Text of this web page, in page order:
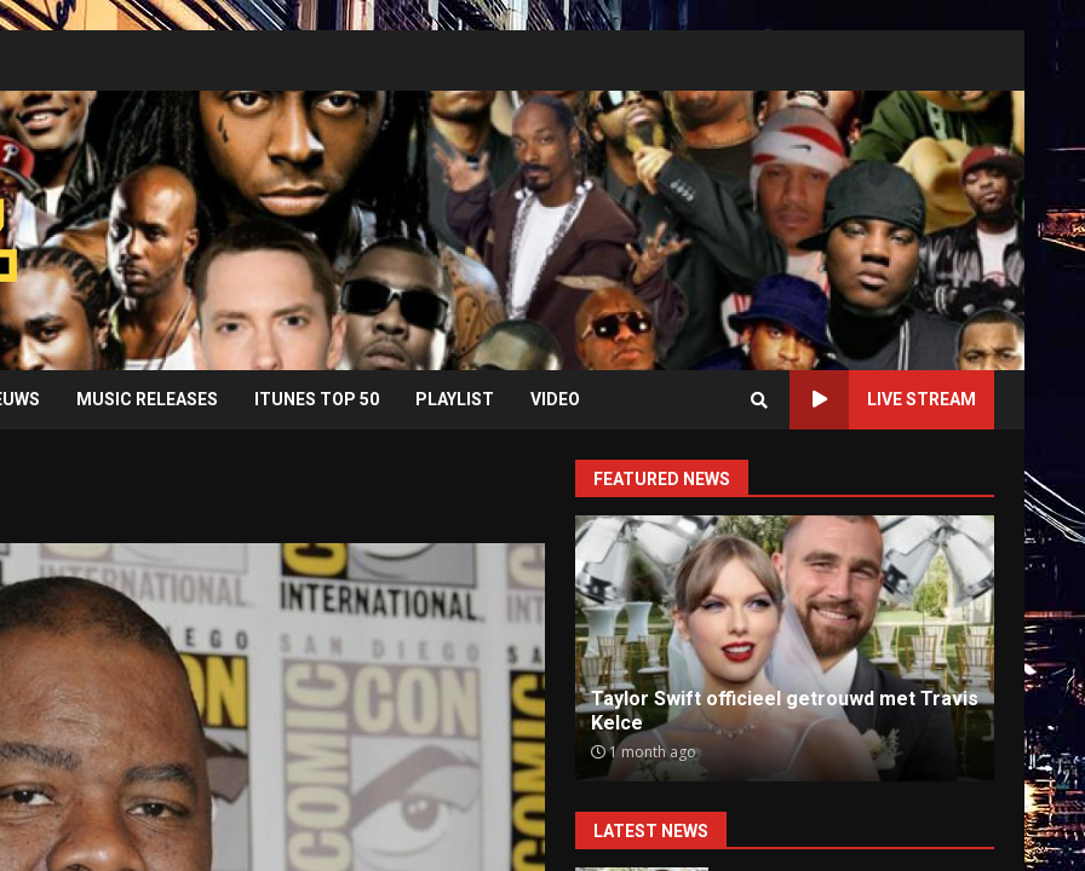
MUSIC RELEASES ITUNES TOP 50 PLAYLIST VIDEO LIVE STREAM
FEATURED NEWS
Taylor Swift officieel getrouwd met Travis
Kelce
1 month ago
Ray J klaagt Kim Kardashian aan om
sekstape
9 months ago
Anti-
9
LATEST NEWS